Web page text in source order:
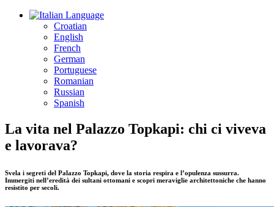
Language
Croatian
English
French
German
Portuguese
Romanian
Russian
Spanish
La vita nel Palazzo Topkapi: chi ci viveva
e lavorava?
Svela i segreti del Palazzo Topkapi, dove la storia respira e l’opulenza sussurra.
Immergiti nell’eredità dei sultani ottomani e scopri meraviglie architettoniche che hanno
resistito per secoli.